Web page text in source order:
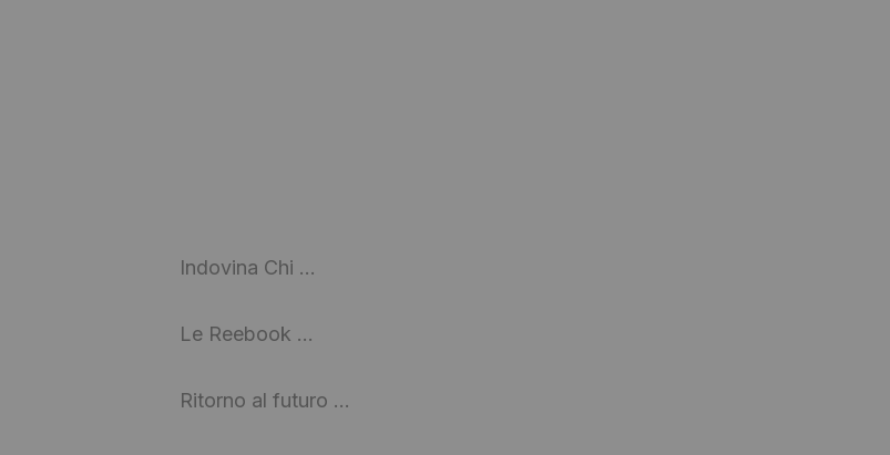
Indovina Chi …
Le Reebook …
Ritorno al futuro …